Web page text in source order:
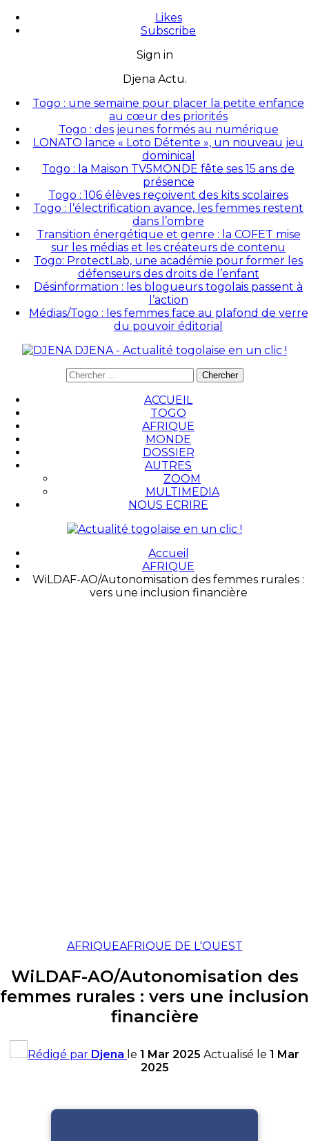
Likes
Subscribe
Sign in
Djena Actu.
Togo : une semaine pour placer la petite enfance
au cœur des priorités
Togo : des jeunes formés au numérique
LONATO lance « Loto Détente », un nouveau jeu
dominical
Togo : la Maison TV5MONDE fête ses 15 ans de
présence
Togo : 106 élèves reçoivent des kits scolaires
Togo : l’électrification avance, les femmes restent
dans l’ombre
Transition énergétique et genre : la COFET mise
sur les médias et les créateurs de contenu
Togo: ProtectLab, une académie pour former les
défenseurs des droits de l’enfant
Désinformation : les blogueurs togolais passent à
l’action
Médias/Togo : les femmes face au plafond de verre
du pouvoir éditorial
DJENA - Actualité togolaise en un clic !
ACCUEIL
TOGO
AFRIQUE
MONDE
DOSSIER
AUTRES
ZOOM
MULTIMEDIA
NOUS ECRIRE
Accueil
AFRIQUE
WiLDAF-AO/Autonomisation des femmes rurales :
vers une inclusion financière
AFRIQUEAFRIQUE DE L'OUEST
WiLDAF-AO/Autonomisation des
femmes rurales : vers une inclusion
financière
Rédigé par Djena le 1 Mar 2025 Actualisé le 1 Mar
2025